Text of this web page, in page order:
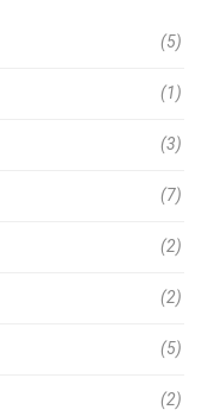
(5)
(1)
(3)
(7)
(2)
(2)
(5)
(2)